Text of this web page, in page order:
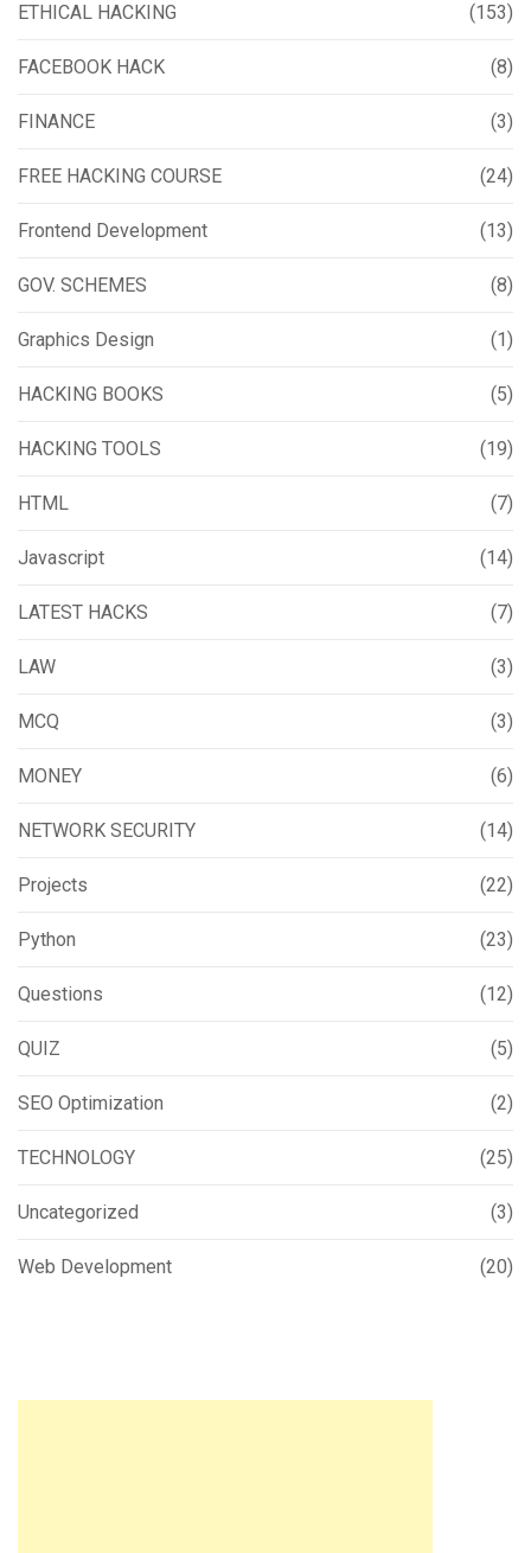
ETHICAL HACKING (153)
FACEBOOK HACK (8)
FINANCE (3)
FREE HACKING COURSE (24)
Frontend Development (13)
GOV. SCHEMES (8)
Graphics Design (1)
HACKING BOOKS (5)
HACKING TOOLS (19)
HTML (7)
Javascript (14)
LATEST HACKS (7)
LAW (3)
MCQ (3)
MONEY (6)
NETWORK SECURITY (14)
Projects (22)
Python (23)
Questions (12)
QUIZ (5)
SEO Optimization (2)
TECHNOLOGY (25)
Uncategorized (3)
Web Development (20)